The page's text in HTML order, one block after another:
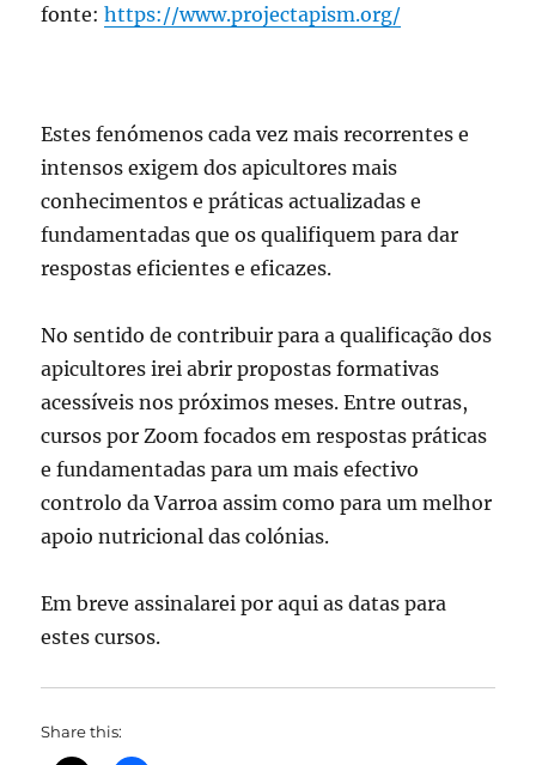
fonte:https://www.projectapism.org/
Estes fenómenos cada vez mais recorrentes e
intensos exigem dos apicultores mais
conhecimentos e práticas actualizadas e
fundamentadas que os qualifiquem para dar
respostas eficientes e eficazes.
No sentido de contribuir para a qualificação dos
apicultores irei abrir propostas formativas
acessíveis nos próximos meses. Entre outras,
cursos por Zoom focados em respostas práticas
e fundamentadas para um mais efectivo
controlo da Varroa assim como para um melhor
apoio nutricional das colónias.
Em breve assinalarei por aqui as datas para
estes cursos.
Share this: